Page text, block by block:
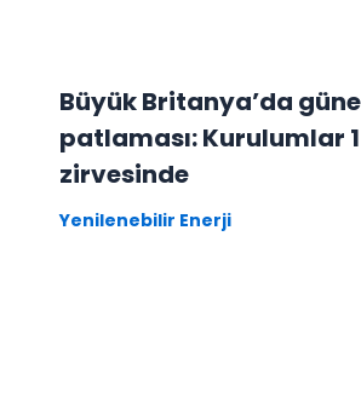
Büyük Britanya’da
patlaması: Kurulumlar
zirvesinde
Yenilenebilir Enerji